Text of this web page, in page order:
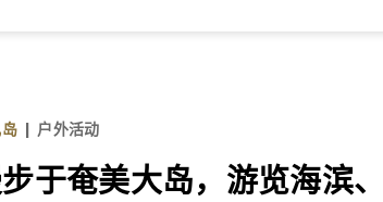
| 户外活动
于奄美大岛，游览海滨